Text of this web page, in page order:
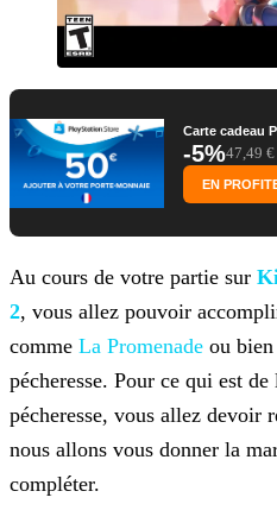
Carte cadeau
-5%47,49 €
EN
Au cours de votre partie sur
2, vous allez pouvoir
comme La Promenade ou
pécheresse. Pour ce qui est de
pécheresse, vous allez devoir
nous allons vous donner la
compléter.